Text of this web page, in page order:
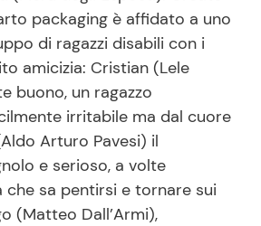
packaging è affidato a uno
di ragazzi disabili con i
amicizia: Cristian (Lele
buono, un ragazzo
irritabile ma dal cuore
Arturo Pavesi) il
e serioso, a volte
che sa pentirsi e tornare sui
(Matteo Dall’Armi),